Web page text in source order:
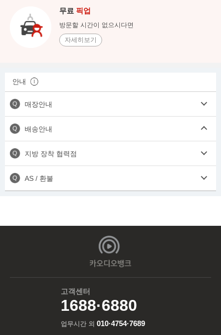
무료 픽업
방문할 시간이 없으시다면
자세히보기
안내
매장안내
배송안내
지방 장착 협력점
AS / 환불
고객센터
1688·6880
업무시간 외 010·4754·7689